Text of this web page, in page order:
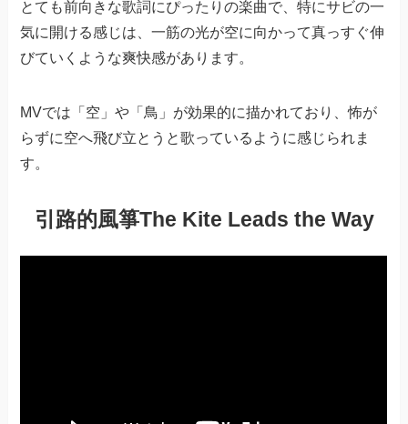
とても前向きな歌詞にぴったりの楽曲で、特にサビの一
気に開ける感じは、一筋の光が空に向かって真っすぐ伸
びていくような爽快感があります。
MVでは「空」や「鳥」が効果的に描かれており、怖が
らずに空へ飛び立とうと歌っているように感じられま
す。
引路的風箏The Kite Leads the Way